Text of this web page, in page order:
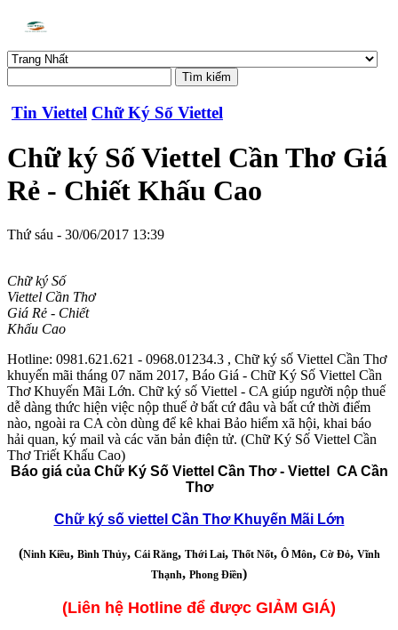
Tin Viettel Chữ Ký Số Viettel
Chữ ký Số Viettel Cần Thơ Giá
Rẻ - Chiết Khấu Cao
Thứ sáu - 30/06/2017 13:39
Chữ ký Số
Viettel Cần Thơ
Giá Rẻ - Chiết
Khấu Cao
Hotline: 0981.621.621 - 0968.01234.3 , Chữ ký số Viettel Cần Thơ
khuyến mãi tháng 07 năm 2017, Báo Giá - Chữ Ký Số Viettel Cần
Thơ Khuyến Mãi Lớn. Chữ ký số Viettel - CA giúp người nộp thuế
dễ dàng thức hiện việc nộp thuế ở bất cứ đâu và bất cứ thời điểm
nào, ngoài ra CA còn dùng để kê khai Bảo hiểm xã hội, khai báo
hải quan, ký mail và các văn bản điện tử. (Chữ Ký Số Viettel Cần
Thơ Triết Khấu Cao)
Báo giá của Chữ Ký Số Viettel Cần Thơ - Viettel CA Cần
Thơ
Chữ ký số viettel Cần Thơ Khuyến Mãi Lớn
(Ninh Kiều, Bình Thủy, Cái Răng, Thới Lai, Thốt Nốt, Ô Môn, Cờ Đỏ, Vĩnh
Thạnh, Phong Điền)
(Liên hệ Hotline để được GIẢM GIÁ)